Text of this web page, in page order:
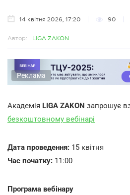
14 квітня 2026, 17:20 90
Автор: LIGA ZAKON
Реклама
Академія LIGA ZAKON запрошує
безкоштовному вебінарі
Дата проведення: 15 квітня
Час початку: 11:00
Програма вебінару